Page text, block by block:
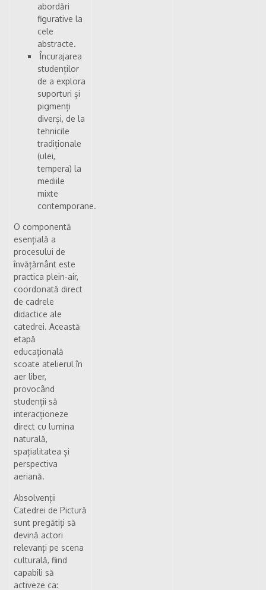
abordări
figurative la
cele
abstracte.
Încurajarea
studenților
de a explora
suporturi și
pigmenți
diverși, de la
tehnicile
tradiționale
(ulei,
tempera) la
mediile
mixte
contemporane.
O componentă
esențială a
procesului de
învățământ este
practica plein-air,
coordonată direct
de cadrele
didactice ale
catedrei. Această
etapă
educațională
scoate atelierul în
aer liber,
provocând
studenții să
interacționeze
direct cu lumina
naturală,
spațialitatea și
perspectiva
aeriană.
Absolvenții
Catedrei de Pictură
sunt pregătiți să
devină actori
relevanți pe scena
culturală, fiind
capabili să
activeze ca: